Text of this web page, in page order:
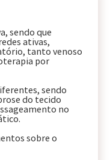
sendo que
ativas,
tanto venoso
por
sendo
do tecido
no
sobre o